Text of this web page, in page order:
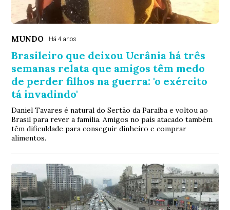
MUNDO Há 4 anos
Brasileiro que deixou Ucrânia há três
semanas relata que amigos têm medo
de perder filhos na guerra: 'o exército
tá invadindo'
Daniel Tavares é natural do Sertão da Paraíba e voltou ao
Brasil para rever a família. Amigos no país atacado também
têm dificuldade para conseguir dinheiro e comprar
alimentos.